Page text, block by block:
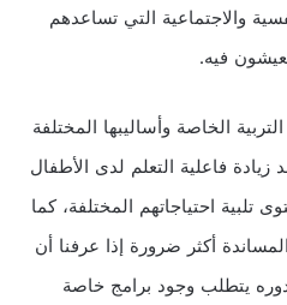
والاجتماعية التي تساعدهم
فيه.
الخاصة وأساليبها المختلفة
فاعلية التعلم لدى الأطفال
تلبية احتياجاتهم المختلفة، كما
أكثر ضرورة إذا عرفنا أن
يتطلب وجود برامج خاصة